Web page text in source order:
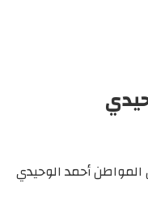
المواطن أحمد الوحيدي